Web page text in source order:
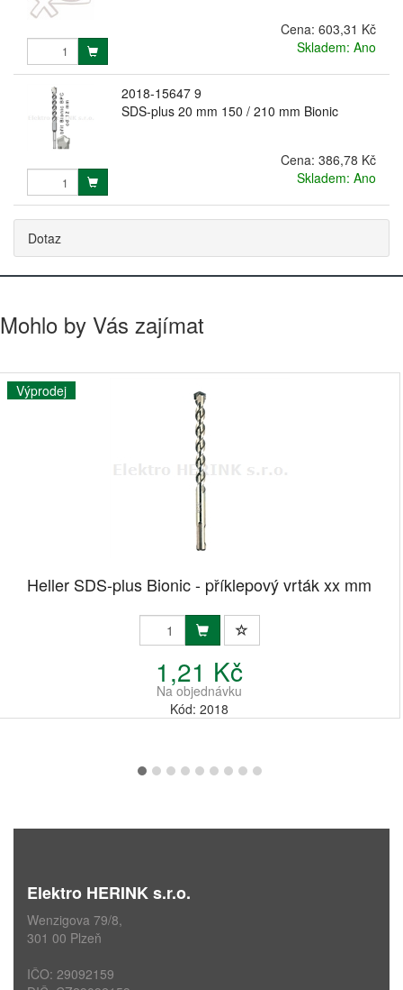
Cena: 603,31 Kč
Skladem: Ano
2018-15647 9
SDS-plus 20 mm 150 / 210 mm Bionic
Cena: 386,78 Kč
Skladem: Ano
Dotaz
Mohlo by Vás zajímat
Výprodej
Heller SDS-plus Bionic - příklepový vrták xx mm
1,21 Kč
Na objednávku
Kód: 2018
Elektro HERINK s.r.o.
Wenzigova 79/8,
301 00 Plzeň
IČO: 29092159